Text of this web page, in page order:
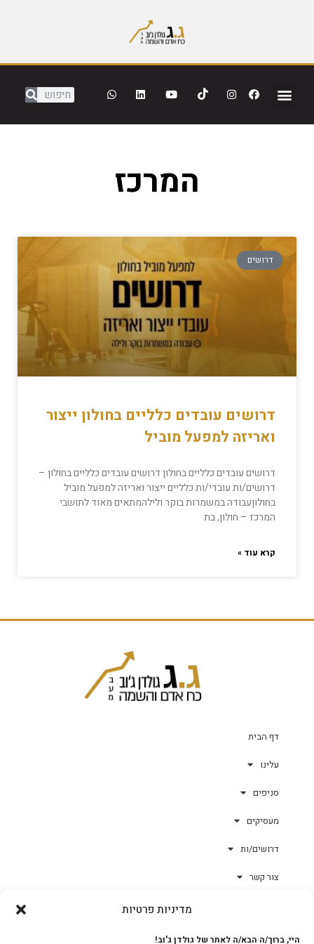
מדיניות פרטיות
היי, ברוך/ה הבא/ה לאתר של גולדן ג'וב!
המרכז
דרושים
דרושים עובדים כלליים בחולון ייצור
ואריזה למפעל מוביל
דרושים עובדים כלליים בחולון דרושים עובדים כלליים בחולון –​
דרושים/ות עובדי/ות כלליים ייצור ואריזה למפעל מוביל
בחולוןעבודה במשמרות בוקר ולילהמתאים מאוד לתושבי
המרכז – חולון, בת
קרא עוד »
דף הבית
עלינו
סניפים
מעסיקים
דרושים/ות
צור קשר